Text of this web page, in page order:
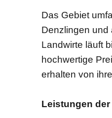
Das Gebiet
Denzlingen und
Landwirte läuft
hochwertige
erhalten von
Leistungen